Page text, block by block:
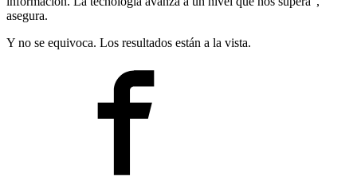
asegura.
Y no se equivoca. Los resultados están a la vista.